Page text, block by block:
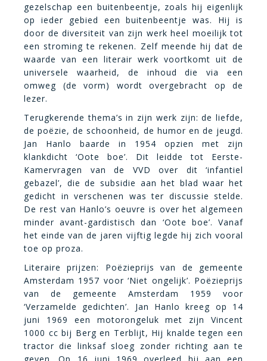
gezelschap een buitenbeentje, zoals hij eigenlijk
op ieder gebied een buitenbeentje was. Hij is
door de diversiteit van zijn werk heel moeilijk tot
een stroming te rekenen. Zelf meende hij dat de
waarde van een literair werk voortkomt uit de
universele waarheid, de inhoud die via een
omweg (de vorm) wordt overgebracht op de
lezer.
Terugkerende thema’s in zijn werk zijn: de liefde,
de poëzie, de schoonheid, de humor en de jeugd.
Jan Hanlo baarde in 1954 opzien met zijn
klankdicht ‘Oote boe’. Dit leidde tot Eerste-
Kamervragen van de VVD over dit ‘infantiel
gebazel’, die de subsidie aan het blad waar het
gedicht in verschenen was ter discussie stelde.
De rest van Hanlo’s oeuvre is over het algemeen
minder avant-gardistisch dan ‘Oote boe’. Vanaf
het einde van de jaren vijftig legde hij zich vooral
toe op proza.
Literaire prijzen: Poëzieprijs van de gemeente
Amsterdam 1957 voor ‘Niet ongelijk’. Poëzieprijs
van de gemeente Amsterdam 1959 voor
‘Verzamelde gedichten’. Jan Hanlo kreeg op 14
juni 1969 een motorongeluk met zijn Vincent
1000 cc bij Berg en Terblijt, Hij knalde tegen een
tractor die linksaf sloeg zonder richting aan te